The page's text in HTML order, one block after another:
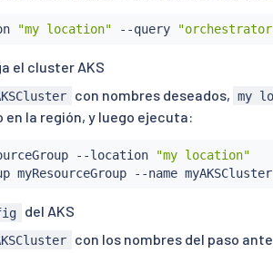
"my location" --query
el cluster AKS
con nombres deseados, my
la región, y luego ejecuta:
--location "my location"
del AKS
con los nombres del paso